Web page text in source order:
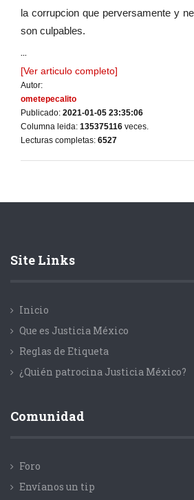
la corrupcion que perversamente y
son culpables.
...
[Ver articulo completo]
Autor:
ometepecalito
Publicado: 2021-01-05 23:35:06
Columna leida: 135375116 veces.
Lecturas completas: 6527
Site Links
Inicio
Que es Justicia México
Reglas de Etiqueta
¿Quién patrocina Justicia México?
Comunidad
Foro
Envíanos un tip